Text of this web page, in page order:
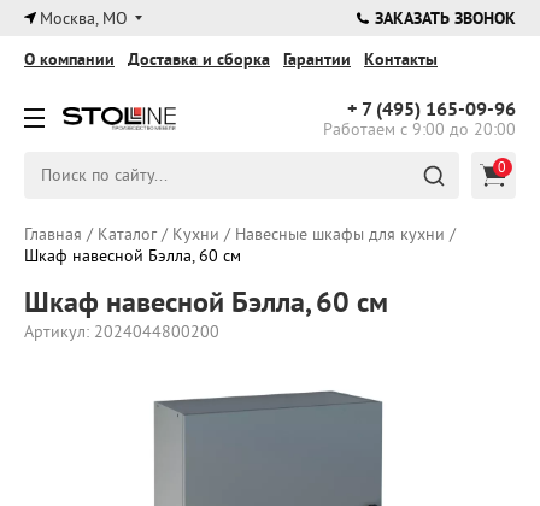
×
Москва, МО ЗАКАЗАТЬ ЗВОНОК
+ 7 (495) 165-09-96
Работаем с 9:00 до 20:00
О компании Доставка и сборка Гарантии Контакты
0
Главная / Каталог/ Кухни / Навесные шкафы для кухни /
Шкаф навесной Бэлла, 60 см
Шкаф навесной Бэлла, 60 см
Артикул: 2024044800200